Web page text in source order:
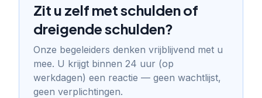
Zit u zelf met schulden of
dreigende schulden?
Onze begeleiders denken vrijblijvend met u
mee. U krijgt binnen 24 uur (op
werkdagen) een reactie — geen wachtlijst,
geen verplichtingen.